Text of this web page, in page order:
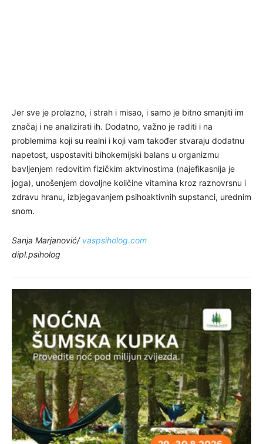
Jer sve je prolazno, i ​​strah i misao, i samo je bitno smanjiti im
značaj i ne analizirati ih. Dodatno, važno je raditi i na
problemima koji su realni i koji vam također stvaraju dodatnu
napetost, uspostaviti bihokemijski balans u organizmu
bavljenjem redovitim fizičkim aktvinostima (najefikasnija je
joga), unošenjem dovoljne količine vitamina kroz raznovrsnu i
zdravu hranu, izbjegavanjem psihoaktivnih supstanci, urednim
snom.
Sanja Marjanović/ vaspsiholog.com
dipl.psiholog